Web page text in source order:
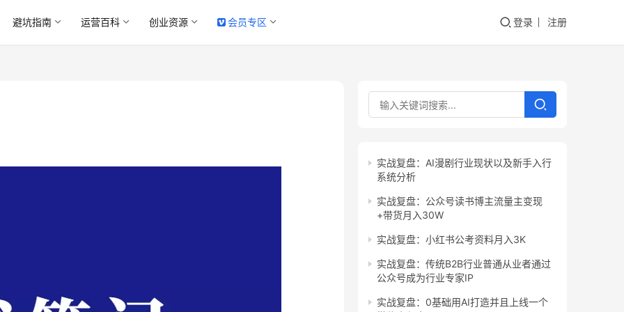
避坑指南 运营百科 创业资源 会员专区 登录 注册
实战复盘：AI漫剧行业现状以及新手入行
系统分析
实战复盘：公众号读书博主流量主变现
+带货月入30W
实战复盘：小红书公考资料月入3K
实战复盘：传统B2B行业普通从业者通过
公众号成为行业专家IP
实战复盘：0基础用AI打造并且上线一个